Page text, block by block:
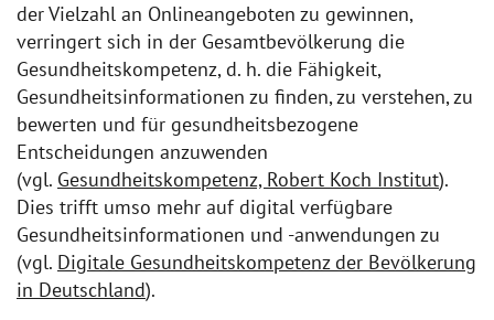
der Vielzahl an Onlineangeboten zu gewinnen,
verringert sich in der Gesamtbevölkerung die
Gesundheitskompetenz, d. h. die Fähigkeit,
Gesundheitsinformationen zu finden, zu verstehen, zu
bewerten und für gesundheitsbezogene
Entscheidungen anzuwenden
(vgl. Gesundheitskompetenz, Robert Koch Institut).
Dies trifft umso mehr auf digital verfügbare
Gesundheitsinformationen und -anwendungen zu
(vgl. Digitale Gesundheitskompetenz der Bevölkerung
in Deutschland).